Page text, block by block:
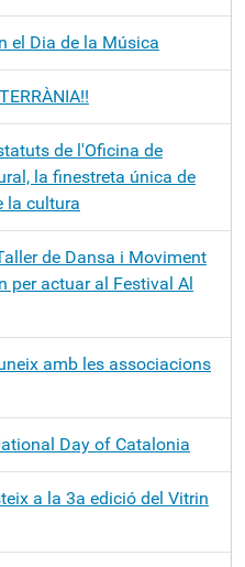
el Dia de la Música
de l'Oficina de
la finestreta única de
la cultura
de Dansa i Moviment
per actuar al Festival Al
amb les associacions
Day of Catalonia
a la 3a edició del Vitrin